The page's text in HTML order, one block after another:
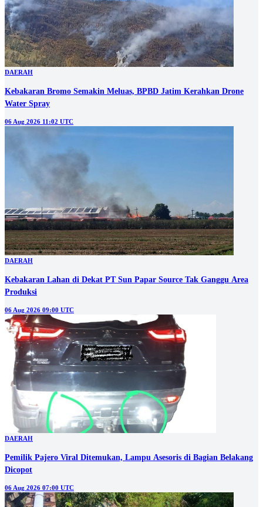
DAERAH
Kebakaran Bromo Semakin Meluas, BPBD Jatim Kerahkan Drone
Water Spray
06 Aug 2026 11:02 UTC
DAERAH
Kebakaran Lahan di Dekat PT Sun Papar Source Tak Ganggu Area
Produksi
06 Aug 2026 09:00 UTC
DAERAH
Pemilik Pajero Viral Ditemukan, Lampu Asesoris di Bagian Belakang
Dicopot
06 Aug 2026 07:00 UTC